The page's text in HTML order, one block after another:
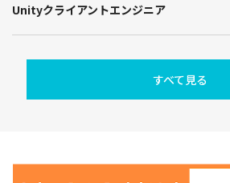
Unityクライアントエンジニア
すべて見る